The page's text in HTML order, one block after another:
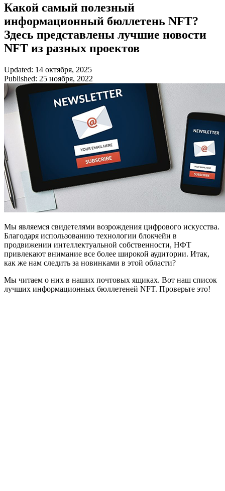
Какой самый полезный
информационный бюллетень NFT?
Здесь представлены лучшие новости
NFT из разных проектов
Updated: 14 октября, 2025
Published: 25 ноября, 2022
Мы являемся свидетелями возрождения цифрового искусства.
Благодаря использованию технологии блокчейн в
продвижении интеллектуальной собственности, НФТ
привлекают внимание все более широкой аудитории. Итак,
как же нам следить за новинками в этой области?
Мы читаем о них в наших почтовых ящиках. Вот наш список
лучших информационных бюллетеней NFT. Проверьте это!